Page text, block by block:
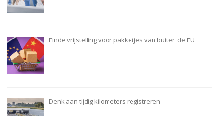
Einde vrijstelling voor pakketjes van buiten de EU
Denk aan tijdig kilometers registreren